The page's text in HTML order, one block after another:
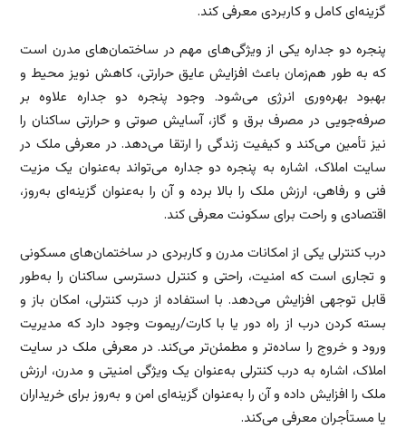
گزینه‌ای کامل و کاربردی معرفی کند.
پنجره دو جداره یکی از ویژگی‌های مهم در ساختمان‌های مدرن است
که به طور هم‌زمان باعث افزایش عایق حرارتی، کاهش نویز محیط و
بهبود بهره‌وری انرژی می‌شود. وجود پنجره دو جداره علاوه بر
صرفه‌جویی در مصرف برق و گاز، آسایش صوتی و حرارتی ساکنان را
نیز تأمین می‌کند و کیفیت زندگی را ارتقا می‌دهد. در معرفی ملک در
سایت املاک، اشاره به پنجره دو جداره می‌تواند به‌عنوان یک مزیت
فنی و رفاهی، ارزش ملک را بالا برده و آن را به‌عنوان گزینه‌ای به‌روز،
اقتصادی و راحت برای سکونت معرفی کند.
درب کنترلی یکی از امکانات مدرن و کاربردی در ساختمان‌های مسکونی
و تجاری است که امنیت، راحتی و کنترل دسترسی ساکنان را به‌طور
قابل توجهی افزایش می‌دهد. با استفاده از درب کنترلی، امکان باز و
بسته کردن درب از راه دور یا با کارت/ریموت وجود دارد که مدیریت
ورود و خروج را ساده‌تر و مطمئن‌تر می‌کند. در معرفی ملک در سایت
املاک، اشاره به درب کنترلی به‌عنوان یک ویژگی امنیتی و مدرن، ارزش
ملک را افزایش داده و آن را به‌عنوان گزینه‌ای امن و به‌روز برای خریداران
یا مستأجران معرفی می‌کند.